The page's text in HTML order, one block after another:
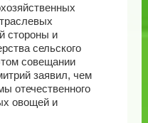
стороны и
сельского
совещании
заявил, чем
отечественного
овощей и